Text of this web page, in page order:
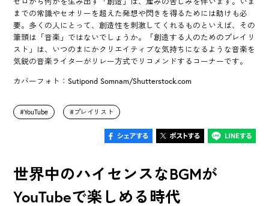
までの常識やセオリーを超えた発想や閃きを得るためには助けも必
要。多くの人にとって、創造性を刺激してくれるものといえば、その
筆頭は「音楽」ではないでしょうか。「創造する人のためのプレイリ
スト」は、いつのまにかクリエイティブな気持ちになるような音楽を
気鋭の音楽ライターがリレー方式でリコメンドするコーナーです。
カバーフォト：Sutipond Somnam/Shutterstock.com
YouTube プレイリスト
世界中のハイセンスなBGMが
YouTubeで楽しめる時代